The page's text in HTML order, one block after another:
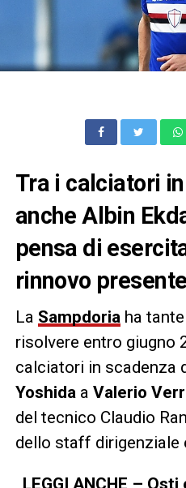
Tra i calciatori in
anche Albin
pensa di
rinnovo
La Sampdoriaha
risolvere entro giugno
calciatori in scadenza
Yoshidaa Valerio
del tecnico Claudio
dello staff dirigenziale